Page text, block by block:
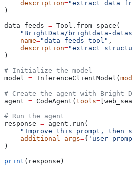
    description
="extract data
)
data_feeds = Tool.from_space(
"BrightData/brightdata-
    name
="data_feeds_tool" ,
    description
="extract
)
# Initialize the model
model = InferenceClientModel(
# Create the agent with Bright
agent = CodeAgent(tools=
# Run the agent
response = agent.run(
"Improve this prompt, then
    additional_args
={
)
print (response)